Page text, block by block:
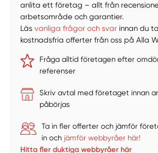
anlita ett företag – allt från
arbetsområde och garantier.
Läsvanliga frågor och svar innan du
kostnadsfria offerter från oss på Alla
Fråga alltid företagen efter
referenser
Skriv avtal med företaget innan
påbörjas
Ta in fler offerter och jämför
in och jämför webbyråer här!
Hitta fler duktiga webbyråer här